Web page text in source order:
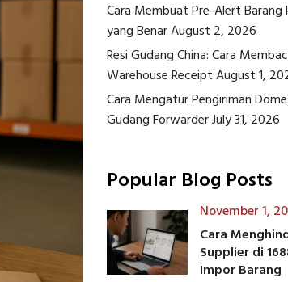
Cara Membuat Pre-Alert Barang
yang BenarAugust 2, 2026
Resi Gudang China: Cara
Warehouse ReceiptAugust 1,
Cara Mengatur Pengiriman
Gudang ForwarderJuly 31, 2026
Popular Blog Posts
November 1,
Cara
Supplier di
Impor Barang